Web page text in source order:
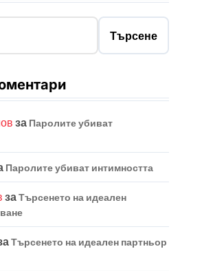
Търсене
за Паролите убиват
Паролите убиват интимността
заТърсенето на идеален
Търсенето на идеален партньор